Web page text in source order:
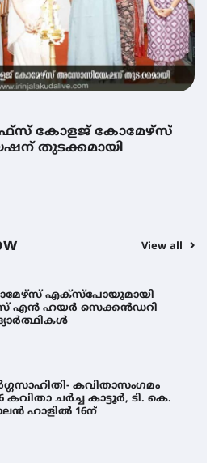
കോളജ് കോമേഴ്‌സ്
തുടക്കമായി
View all
ക്യാമ്പ്
ജോസഫ്സ് കോളജ്
അസോസിയേഷന്
കവിതാസംഗമം
കവിതാ ചർച്ച കാട്ടൂർ, ടി. കെ.
ഹാളിൽ 16ന്
മഴയ്ക്കും കാറ്റിനും
ഇരിങ്ങാലക്കുടയിൽ 4.4
മീറ്റർ മഴ ലഭിച്ചു